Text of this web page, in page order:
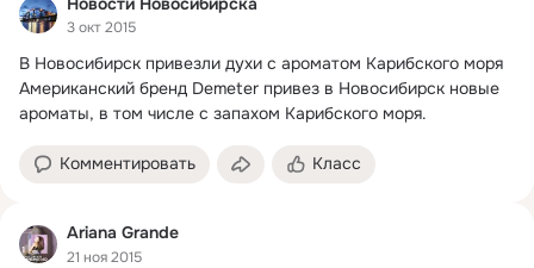
3 окт 2015
В Новосибирск привезли духи с ароматом Карибского моря
Американский бренд Demeter привез в Новосибирск новые
ароматы, в том числе с запахом Карибского моря.
Комментировать Класс
Ariana Grande
21 ноя 2015